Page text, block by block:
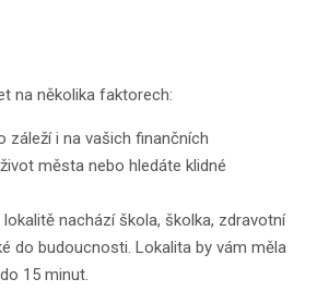
na několika faktorech:
i na vašich finančních
města nebo hledáte klidné
nachází škola, školka, zdravotní
do budoucnosti. Lokalita by vám měla
15 minut.